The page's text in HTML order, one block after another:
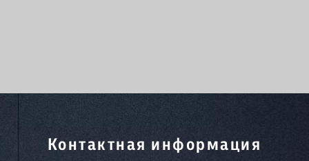
Контактная информация